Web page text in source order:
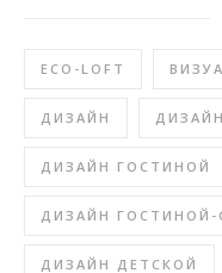
ECO-LOFT
ДИЗАЙН
ДИЗАЙН ГОСТИНОЙ
ДИЗАЙН
ДИЗАЙН ДЕТСКОЙ